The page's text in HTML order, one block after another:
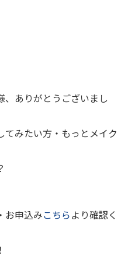
、ありがとうございまし
てみたい方・もっとメイク
お申込みこちらより確認く